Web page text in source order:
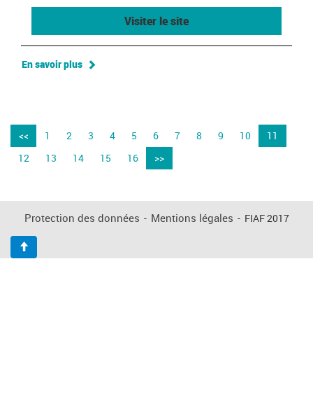
Visiter le site
En savoir plus
<< 1 2 3 4 5 6 7 8 9 10
11
12
13 14 15 16 >>
Protection des données - Mentions légales - FIAF 2017